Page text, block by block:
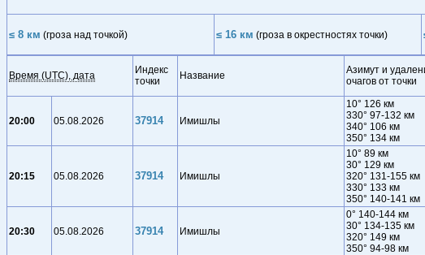
≤ 8 км (гроза над точкой) ≤ 16 км (гроза в окрестностях точки)
Время (UTC), дата
Индекс
точки
Название
Азимут и
очагов от точки
20:00 05.08.2026 37914 Имишлы
10° 126 км
330° 97-132 км
340° 106 км
350° 134 км
20:15 05.08.2026 37914 Имишлы
10° 89 км
30° 129 км
320° 131-155 км
330° 133 км
350° 140-141 км
20:30 05.08.2026 37914 Имишлы
0° 140-144 км
30° 134-135 км
320° 149 км
350° 94-98 км